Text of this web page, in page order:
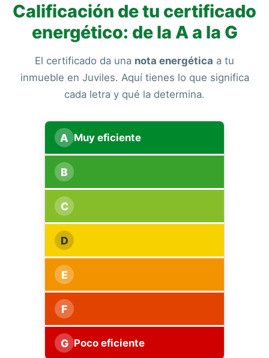
Calificación de tu certificado
energético: de la A a la G
El certificado da una nota energética a tu
inmueble en Juviles. Aquí tienes lo que significa
cada letra y qué la determina.
A Muy eficiente
B
C
D
E
F
G Poco eficiente